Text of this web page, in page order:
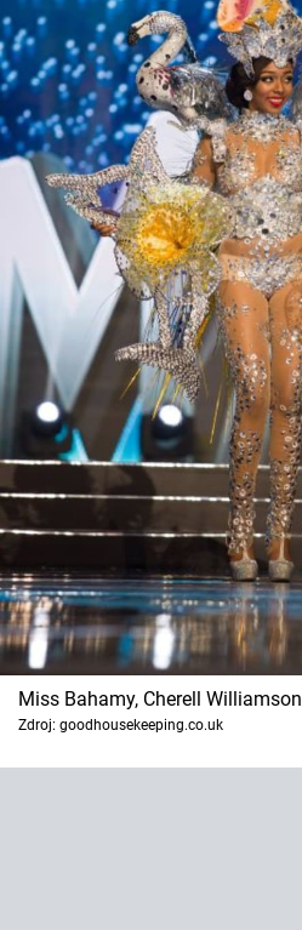
Miss Bahamy, Cherell Williamson
Zdroj: goodhousekeeping.co.uk